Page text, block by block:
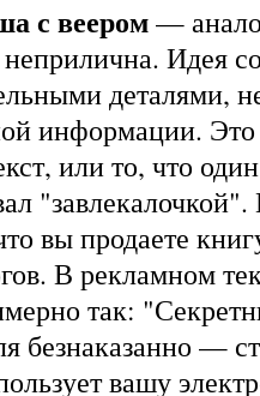
с веером—
Идея
деталями,
информации.
или то, что
вы продаете
В рекламном
так:
безнаказанно —
вашу